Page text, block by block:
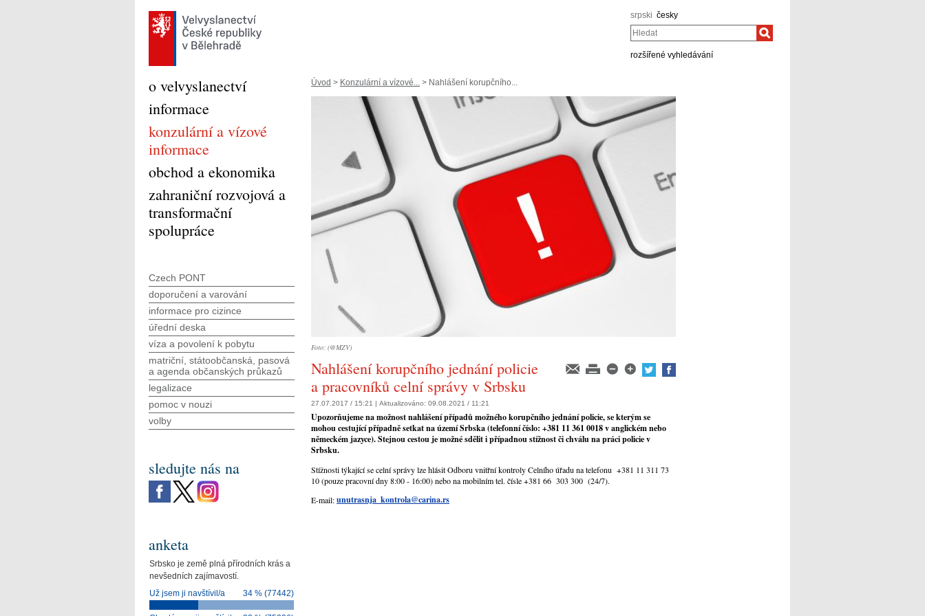
srpski česky
Hledat
rozšířené vyhledávání
Úvod > Konzulární a vízové... > Nahlášení korupčního...
Foto: (@MZV)
Nahlášení korupčního jednání policie
a pracovníků celní správy v Srbsku
27.07.2017 / 15:21 | Aktualizováno: 09.08.2021 / 11:21
Upozorňujeme na možnost nahlášení případů možného korupčního jednání policie, se kterým se
mohou cestující případně setkat na území Srbska (telefonní číslo: +381 11 361 0018 v anglickém nebo
německém jazyce). Stejnou cestou je možné sdělit i případnou stížnost či chválu na práci policie v
Srbsku.
Stížnosti týkající se celní správy lze hlásit Odboru vnitřní kontroly Celního úřadu na telefonu +381 11 311 73
10 (pouze pracovní dny 8:00 - 16:00) nebo na mobilním tel. čísle +381 66 303 300 (24/7).
E-mail:unutrasnja_kontrola@carina.rs
o velvyslanectví
informace
konzulární a vízové
informace
obchod a ekonomika
zahraniční rozvojová a
transformační
spolupráce
Czech PONT
doporučení a varování
informace pro cizince
úřední deska
víza a povolení k pobytu
matriční, státoobčanská, pasová
a agenda občanských průkazů
legalizace
pomoc v nouzi
volby
sledujte nás na
anketa
Srbsko je země plná přírodních krás a
nevšedních zajímavostí.
34 % (77442)
Už jsem ji navštívil/a